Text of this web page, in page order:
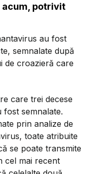
acum, potrivit
au fost
semnalate după
de croazieră care
care trei decese
fost semnalate.
prin analize de
toate atribuite
se poate transmite
cel mai recent